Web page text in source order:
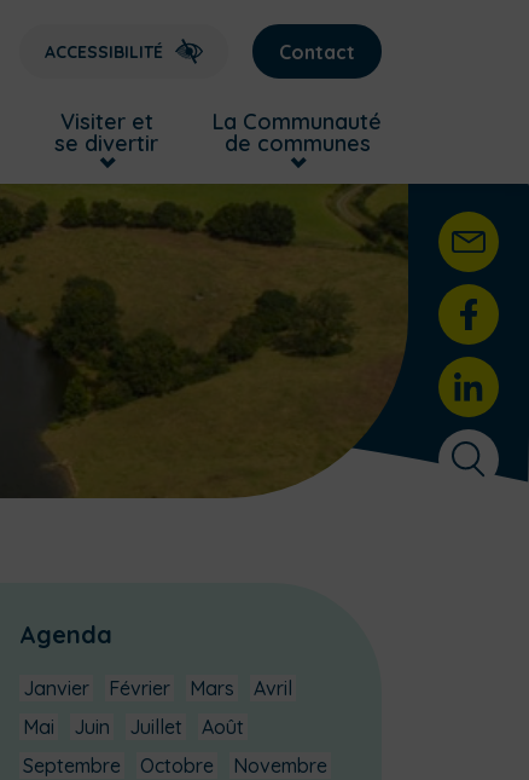
ACCESSIBILITÉ Contact
Visiter et
se divertir
La Communauté
de communes
Agenda
Janvier Février Mars
Avril
Mai
Juin Juillet
Août
Septembre
Octobre
Novembre